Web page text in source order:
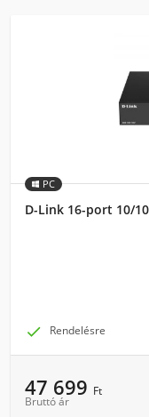
PC
D-Link 16-port 10/
 Rendelésre
47 699 Ft
Bruttó ár